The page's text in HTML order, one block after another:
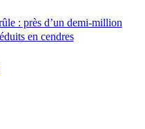
: près d’un demi-million
en cendres